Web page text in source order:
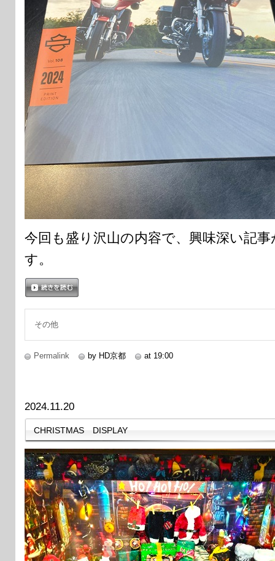
今回も盛り沢山の内容で、興味深い記
す。
その他
Permalink by HD京都 at 19:00
2024.11.20
CHRISTMAS DISPLAY